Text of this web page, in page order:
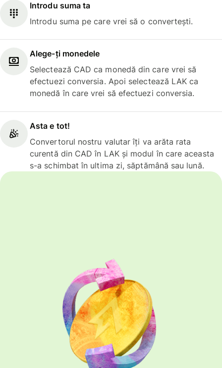
Introdu suma ta
Introdu suma pe care vrei să o convertești.
Alege-ți monedele
Selectează CAD ca monedă din care vrei să
efectuezi conversia. Apoi selectează LAK ca
monedă în care vrei să efectuezi conversia.
Asta e tot!
Convertorul nostru valutar îți va arăta rata
curentă din CAD în LAK și modul în care aceasta
s-a schimbat în ultima zi, săptămână sau lună.